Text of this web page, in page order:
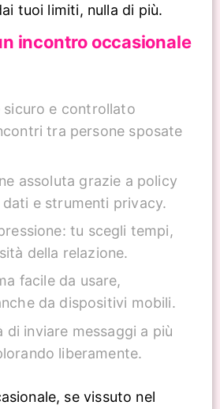
tuoi limiti, nulla di più.
incontro occasionale
sicuro e controllato
tra persone sposate
assoluta grazie a policy
dati e strumenti privacy.
tu scegli tempi,
della relazione.
facile da usare,
da dispositivi mobili.
di inviare messaggi a più
liberamente.
se vissuto nel